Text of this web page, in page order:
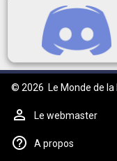
© 2026 Le Monde de
Le webmaster
A propos